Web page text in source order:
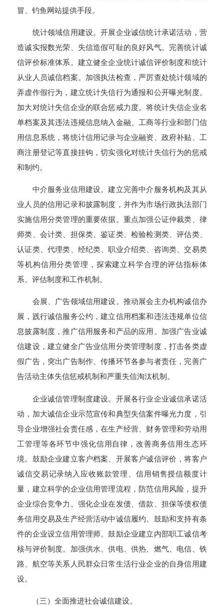
冒、钓鱼网站提供手段。
统计领域信用建设。开展企业诚信统计承诺活动，营
造诚实报数光荣、失信造假可耻的良好风气。完善统计诚
信评价标准体系。建立健全企业统计诚信评价制度和统计
从业人员诚信档案。加强执法检查，严厉查处统计领域的
弄虚作假行为，建立统计失信行为通报和公开曝光制度。
加大对统计失信企业的联合惩戒力度。将统计失信企业名
单档案及其违法违规信息纳入金融、工商等行业和部门信
用信息系统，将统计信用记录与企业融资、政府补贴、工
商注册登记等直接挂钩，切实强化对统计失信行为的惩戒
和制约。
中介服务业信用建设。建立完善中介服务机构及其从
业人员的信用记录和披露制度，并作为市场行政执法部门
实施信用分类管理的重要依据。重点加强公证仲裁类、律
师类、会计类、担保类、鉴证类、检验检测类、评估类、
认证类、代理类、经纪类、职业介绍类、咨询类、交易类
等机构信用分类管理，探索建立科学合理的评估指标体
系、评估制度和工作机制。
会展、广告领域信用建设。推动展会主办机构诚信办
展，践行诚信服务公约，建立信用档案和违法违规单位信
息披露制度，推广信用服务和产品的应用。加强广告业诚
信建设，建立健全广告业信用分类管理制度，打击各类虚
假广告，突出广告制作、传播环节各参与者责任，完善广
告活动主体失信惩戒机制和严重失信淘汰机制。
企业诚信管理制度建设。开展各行业企业诚信承诺活
动，加大诚信企业示范宣传和典型失信案件曝光力度，引
导企业增强社会责任感，在生产经营、财务管理和劳动用
工管理等各环节中强化信用自律，改善商务信用生态环
境。鼓励企业建立客户档案、开展客户诚信评价，将客户
诚信交易记录纳入应收账款管理、信用销售授信额度计
量，建立科学的企业信用管理流程，防范信用风险，提升
企业综合竞争力。强化企业在发债、借款、担保等债权债
务信用交易及生产经营活动中诚信履约。鼓励和支持有条
件的企业设立信用管理师。鼓励企业建立内部职工诚信考
核与评价制度。加强供水、供电、供热、燃气、电信、铁
路、航空等关系人民群众日常生活行业企业的自身信用建
设。
（三）全面推进社会诚信建设。